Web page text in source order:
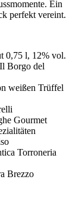
Ein
perfekt vereint.
0,75 l, 12% vol.
Borgo del
weißen Trüffel
Gourmet
Torroneria
Brezzo